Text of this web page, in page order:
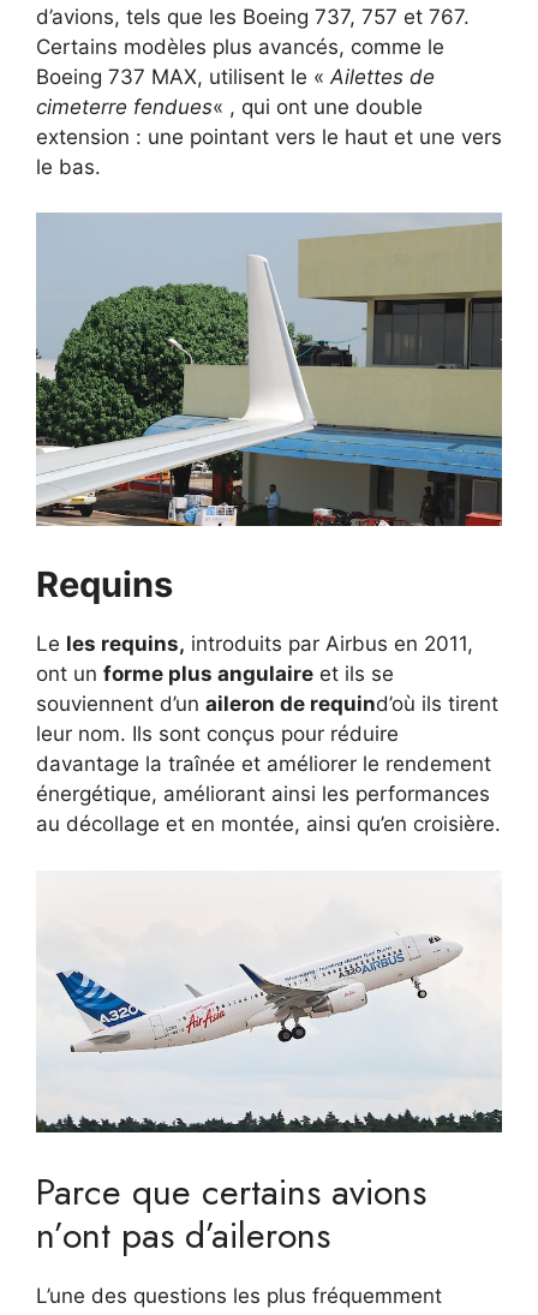
d’avions, tels que les Boeing 737, 757 et 767.
Certains modèles plus avancés, comme le
Boeing 737 MAX, utilisent le « Ailettes de
cimeterre fendues« , qui ont une double
extension : une pointant vers le haut et une vers
le bas.
Requins
Le les requins, introduits par Airbus en 2011,
ont un forme plus angulaire et ils se
souviennent d’un aileron de requind’où ils tirent
leur nom. Ils sont conçus pour réduire
davantage la traînée et améliorer le rendement
énergétique, améliorant ainsi les performances
au décollage et en montée, ainsi qu’en croisière.
Parce que certains avions
n’ont pas d’ailerons
L’une des questions les plus fréquemment